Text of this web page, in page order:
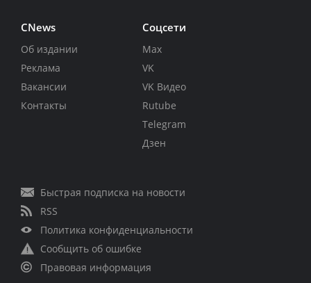
CNews
Об издании
Реклама
Вакансии
Контакты
Соцсети
Max
VK
VK Видео
Rutube
Telegram
Дзен
Быстрая подписка на новости
RSS
Политика конфиденциальности
Сообщить об ошибке
Правовая информация